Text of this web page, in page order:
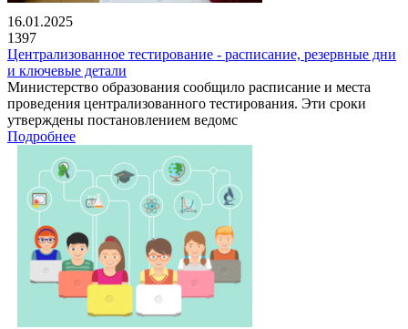
16.01.2025
1397
Централизованное тестирование - расписание, резервные дни
и ключевые детали
Министерство образования сообщило расписание и места
проведения централизованного тестирования. Эти сроки
утверждены постановлением ведомс
Подробнее